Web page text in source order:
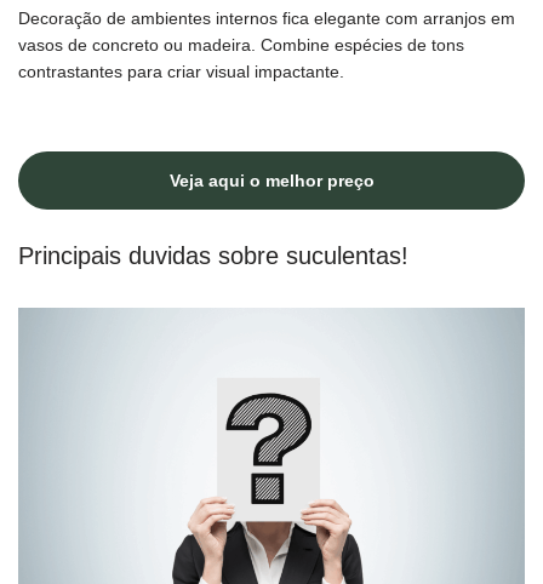
Decoração de ambientes internos fica elegante com arranjos em
vasos de concreto ou madeira. Combine espécies de tons
contrastantes para criar visual impactante.
Veja aqui o melhor preço
Principais duvidas sobre suculentas!